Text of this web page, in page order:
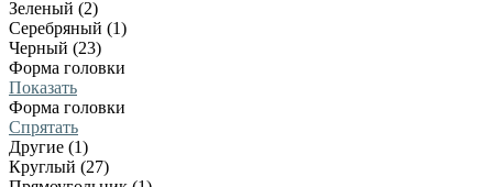
Зеленый (2)
Серебряный (1)
Черный (23)
Форма головки
Показать
Форма головки
Спрятать
Другие (1)
Круглый (27)